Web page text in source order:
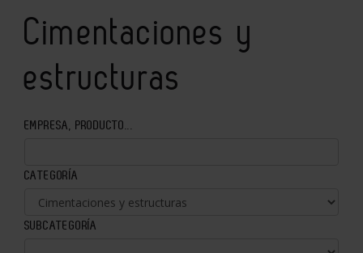
Cimentaciones y
estructuras
EMPRESA, PRODUCTO...
CATEGORÍA
SUBCATEGORÍA